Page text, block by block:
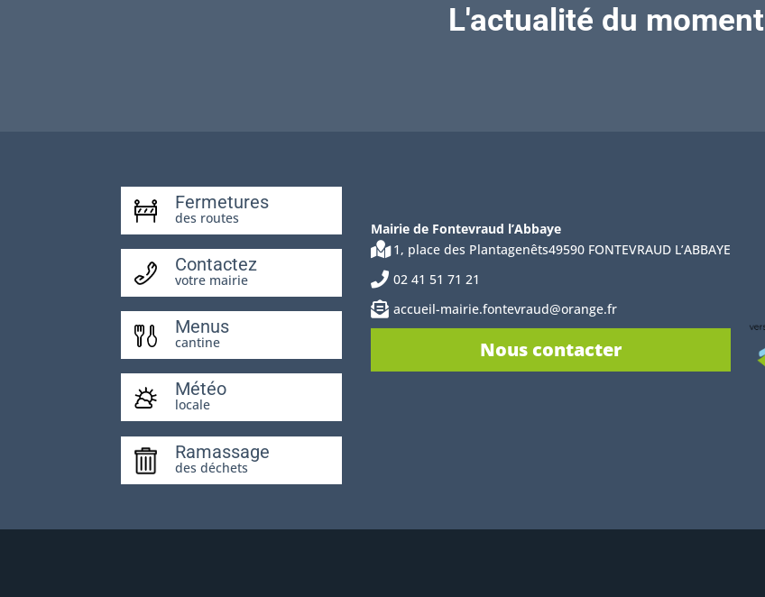
L'actualité du moment
Fermetures
des routes
Contactez
votre mairie
Menus
cantine
Météo
locale
Ramassage
des déchets
Mairie de Fontevraud l’Abbaye
1, place des Plantagenêts49590 FONTEVRAUD L’ABBAYE
02 41 51 71 21
accueil-mairie.fontevraud@orange.fr
Nous contacter